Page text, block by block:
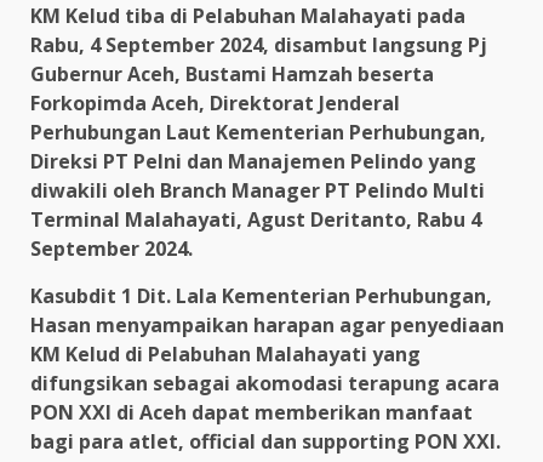
KM Kelud tiba di Pelabuhan Malahayati pada
Rabu, 4 September 2024, disambut langsung Pj
Gubernur Aceh, Bustami Hamzah beserta
Forkopimda Aceh, Direktorat Jenderal
Perhubungan Laut Kementerian Perhubungan,
Direksi PT Pelni dan Manajemen Pelindo yang
diwakili oleh Branch Manager PT Pelindo Multi
Terminal Malahayati, Agust Deritanto, Rabu 4
September 2024.
Kasubdit 1 Dit. Lala Kementerian Perhubungan,
Hasan menyampaikan harapan agar penyediaan
KM Kelud di Pelabuhan Malahayati yang
difungsikan sebagai akomodasi terapung acara
PON XXI di Aceh dapat memberikan manfaat
bagi para atlet, official dan supporting PON XXI.